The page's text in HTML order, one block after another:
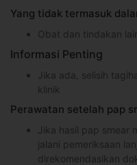
Yang tidak termasuk
Obat dan tindakan
Informasi Penting
Jika ada, selisih
klinik
Perawatan setelah pap
Jika hasil pap smear
jalani pemeriksaan
direkomendasikan